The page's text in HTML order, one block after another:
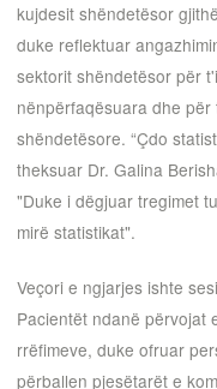
kujdesit shëndetësor
duke reflektuar
sektorit shëndetësor për
nënpërfaqësuara dhe
shëndetësore. “Çdo
theksuar Dr. Galina
"Duke i dëgjuar tregimet
mirë statistikat".
Veçori e ngjarjes ishte
Pacientët ndanë përvojat
rrëfimeve, duke ofruar
përballen pjesëtarët e